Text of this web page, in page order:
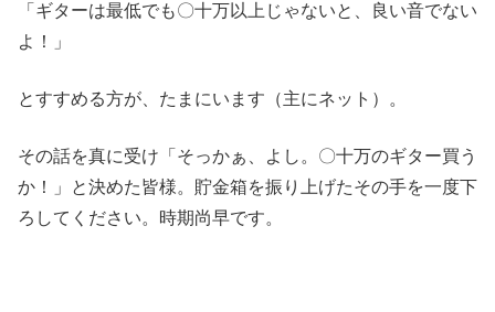
「ギターは最低でも〇十万以上じゃないと、良い音でない
よ！」
とすすめる方が、たまにいます（主にネット）。
その話を真に受け「そっかぁ、よし。〇十万のギター買う
か！」と決めた皆様。貯金箱を振り上げたその手を一度下
ろしてください。時期尚早です。